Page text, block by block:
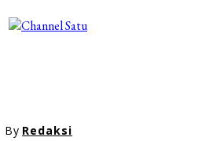
By Redaksi